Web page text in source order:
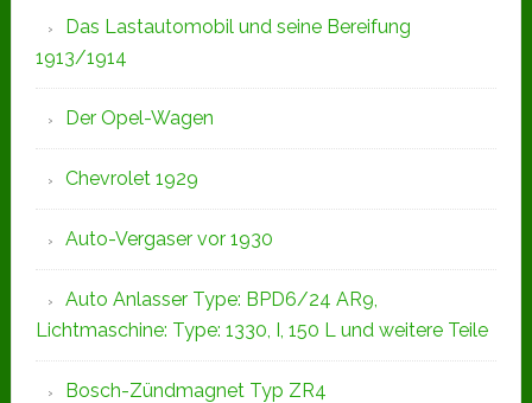
Das Lastautomobil und seine Bereifung
1913/1914
Der Opel-Wagen
Chevrolet 1929
Auto-Vergaser vor 1930
Auto Anlasser Type: BPD6/24 AR9,
Lichtmaschine: Type: 1330, I, 150 L und weitere Teile
Bosch-Zündmagnet Typ ZR4